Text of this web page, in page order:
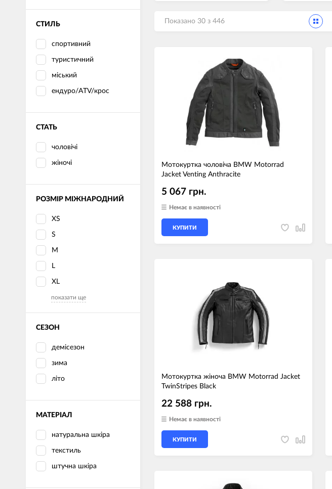
СТИЛЬ
спортивний
туристичний
міський
ендуро/ATV/крос
СТАТЬ
чоловічі
жіночі
РОЗМІР МІЖНАРОДНИЙ
XS
S
M
L
XL
показати ще
СЕЗОН
демісезон
зима
літо
МАТЕРІАЛ
натуральна шкіра
текстиль
штучна шкіра
Показано 30 з 446
Мотокуртка чоловіча BMW Motorrad
Jacket Venting Anthracite
5 067 грн.
Немає в наявності
КУПИТИ
Мотокуртка жіноча BMW Motorrad Jacket
TwinStripes Black
22 588 грн.
Немає в наявності
КУПИТИ